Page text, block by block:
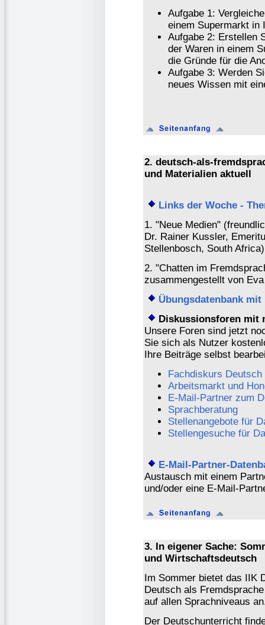
Aufgabe 1:
einem Supermarkt in
Aufgabe 2: Erstellen
der Waren in einem
die Gründe für die
Aufgabe 3: Werden
neues Wissen mit
2. deutsch-als-
und Materialien aktuell
Links der Woche -
1. "Neue Medien"
Dr. Rainer Kussler,
Stellenbosch, South
2. "Chatten im
zusammengestellt von
Übungsdatenbank
Diskussionsforen mit
Unsere Foren sind jetzt
Sie sich als Nutzer
Ihre Beiträge selbst
Fachdiskurs
Arbeitsmarkt und
E-Mail-Partner zum
Sprachberatung
Stellenangebote für
Stellengesuche für
E-Mail-Partner-
Austausch mit einem
und/oder eine E-Mail-
3. In eigener Sache:
und Wirtschaftsdeutsch
Im Sommer bietet das IIK
Deutsch als
auf allen Sprachniveaus
Der Deutschunterricht